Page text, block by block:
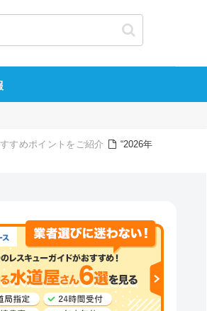
すめポイントをご紹介
“2026年